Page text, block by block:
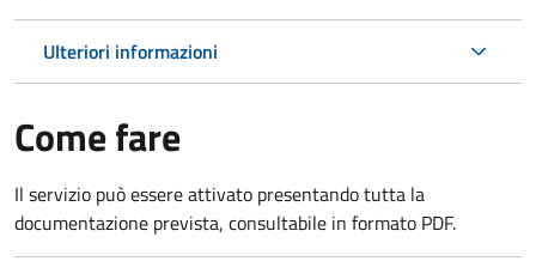
Ulteriori informazioni
Come fare
Il servizio può essere attivato presentando tutta la
documentazione prevista, consultabile in formato PDF.